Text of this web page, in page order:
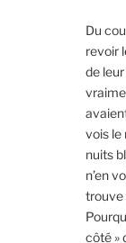
Du
revoir
de leur
vois le
nuits
n’en
trouve
côté »